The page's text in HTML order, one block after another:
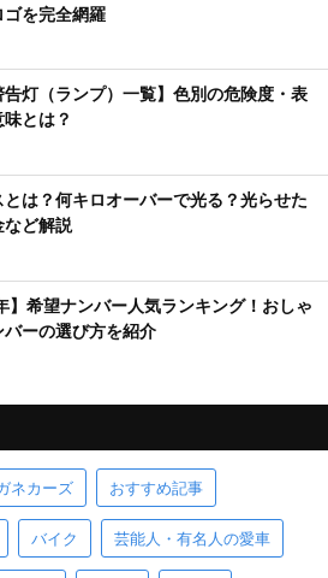
ゴを完全網羅
告灯（ランプ）一覧】色別の危険度・表
とは？
とは？何キロオーバーで光る？光らせた
など解説
】希望ナンバー人気ランキング！おしゃ
バーの選び方を紹介
ネカーズ おすすめ記事
バイク 芸能人・有名人の愛車